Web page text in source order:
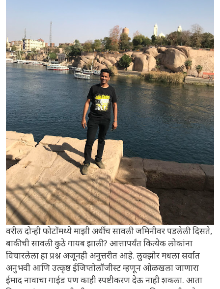
वरील दोन्ही फोटोंमध्ये माझी अर्धीच सावली जमिनीवर पडलेली दिसते,
बाकीची सावली कुठे गायब झाली? आत्तापर्यंत कित्येक लोकांना
विचारलेला हा प्रश्न अजूनही अनुत्तरीत आहे. लुक्झोर मधला सर्वात
अनुभवी आणि उत्कृष्ठ ईजिप्तोलॉजीस्ट म्हणून ओळखला जाणारा
ईमाद नावाचा गाईड पण काही स्पष्टीकरण देऊ नाही शकला. आता